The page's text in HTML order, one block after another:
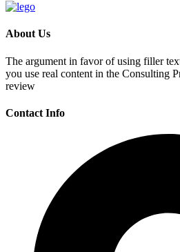
About Us
The argument in favor of using filler
you use real content in the Consulting
review
Contact Info